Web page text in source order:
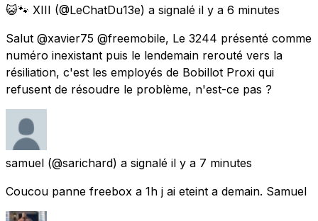
😺🐾 XIII (@LeChatDu13e) a signalé il y a 6 minutes
Salut @xavier75 @freemobile, Le 3244 présenté comme
numéro inexistant puis le lendemain rerouté vers la
résiliation, c'est les employés de Bobillot Proxi qui
refusent de résoudre le problème, n'est-ce pas ?
samuel (@sarichard) a signalé il y a 7 minutes
Coucou panne freebox a 1h j ai eteint a demain. Samuel